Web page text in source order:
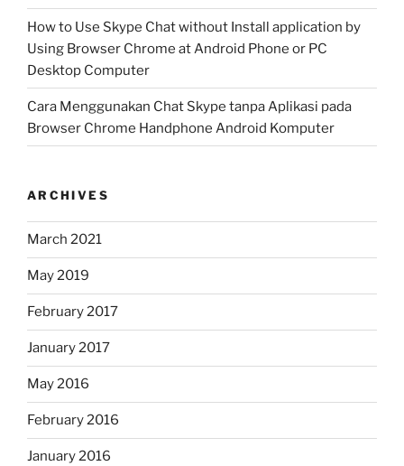
How to Use Skype Chat without Install application by
Using Browser Chrome at Android Phone or PC
Desktop Computer
Cara Menggunakan Chat Skype tanpa Aplikasi pada
Browser Chrome Handphone Android Komputer
ARCHIVES
March 2021
May 2019
February 2017
January 2017
May 2016
February 2016
January 2016